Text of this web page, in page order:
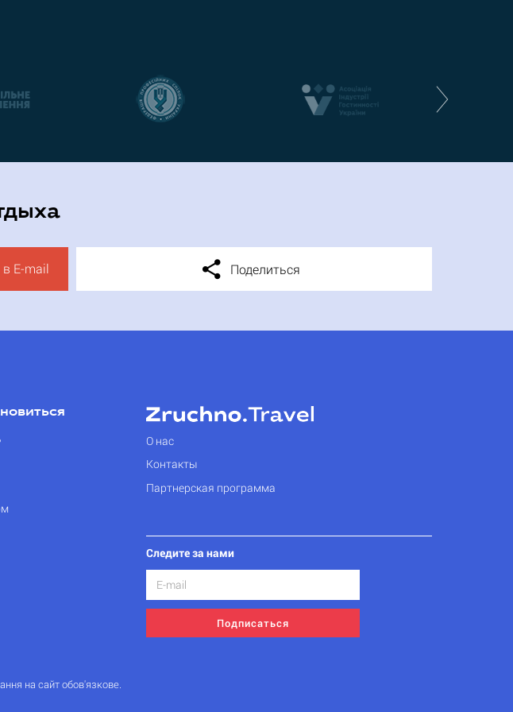
в E-mail Поделиться
О нас
Контакты
Партнерская программа
Следите за нами
Подписаться
на сайт обов'язкове.